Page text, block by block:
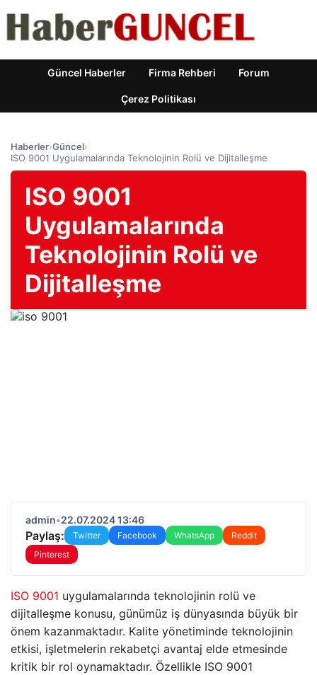
Güncel Haberler Firma Rehberi Forum
Çerez Politikası
Haberler›Güncel›
ISO 9001 Uygulamalarında Teknolojinin Rolü ve Dijitalleşme
ISO 9001
Uygulamalarında
Teknolojinin Rolü ve
Dijitalleşme
admin•22.07.2024 13:46
Paylaş: Twitter Facebook WhatsApp
Reddit
Pinterest
ISO 9001 uygulamalarında teknolojinin rolü ve
dijitalleşme konusu, günümüz iş dünyasında büyük bir
önem kazanmaktadır. Kalite yönetiminde teknolojinin
etkisi, işletmelerin rekabetçi avantaj elde etmesinde
kritik bir rol oynamaktadır. Özellikle ISO 9001